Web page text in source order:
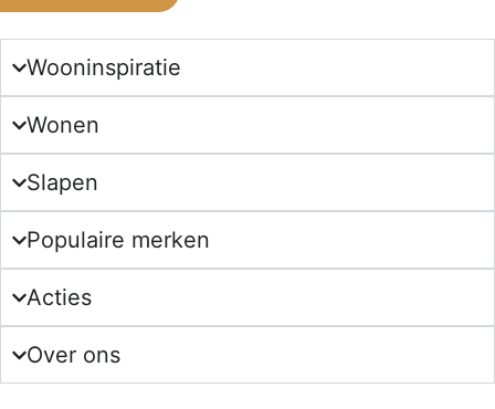
Wooninspiratie
Wonen
Slapen
Populaire merken
Acties
Over ons